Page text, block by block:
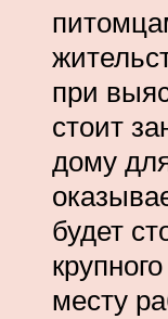
при
стоит
дому
будет
месту